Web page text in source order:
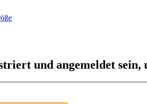
und angemeldet